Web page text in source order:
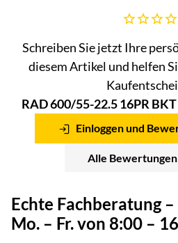
Noch keine
Schreiben Sie jetzt Ihre
diesem Artikel und helfen
RAD 600/55-22.5 16PR
Einloggen und
Alle
Echte Fachberatung
Mo. – Fr. von 8:00 –